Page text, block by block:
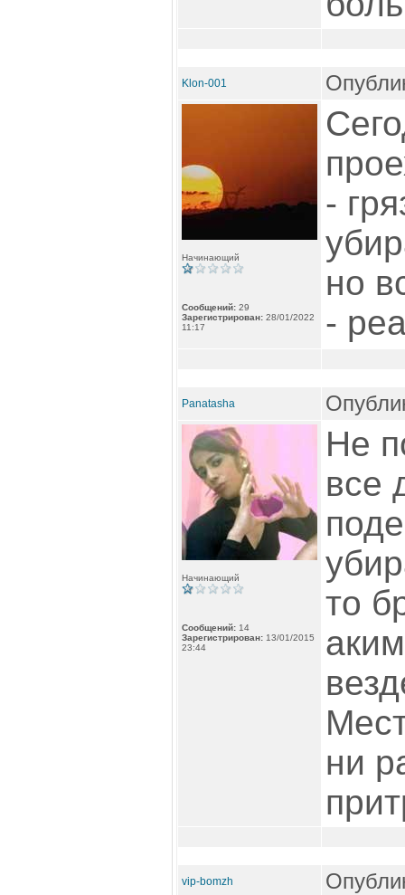
Klon-001
Начинающий
Сообщений: 29
Зарегистрирован: 28/01/2022
11:17
-
но
-
Panatasha
Начинающий
Сообщений: 14
Зарегистрирован: 13/01/2015
23:44
Не
все
то
ни
vip-bomzh